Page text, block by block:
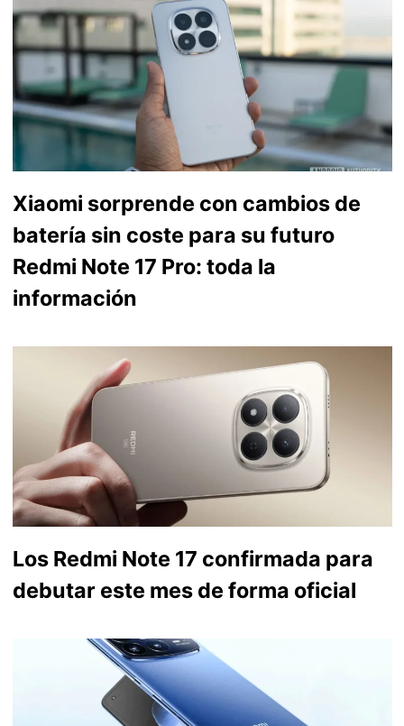
Xiaomi sorprende con cambios de
batería sin coste para su futuro
Redmi Note 17 Pro: toda la
información
Los Redmi Note 17 confirmada para
debutar este mes de forma oficial